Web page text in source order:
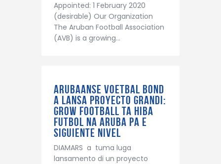
Appointed: 1 February 2020
(desirable) Our Organization
The Aruban Football Association
(AVB) is a growing…
Arubaanse Voetbal Bond
a lansa proyecto grandi:
Grow Football ta hiba
futbol na Aruba pa e
siguiente nivel
DIAMARS a tuma luga
lansamento di un proyecto